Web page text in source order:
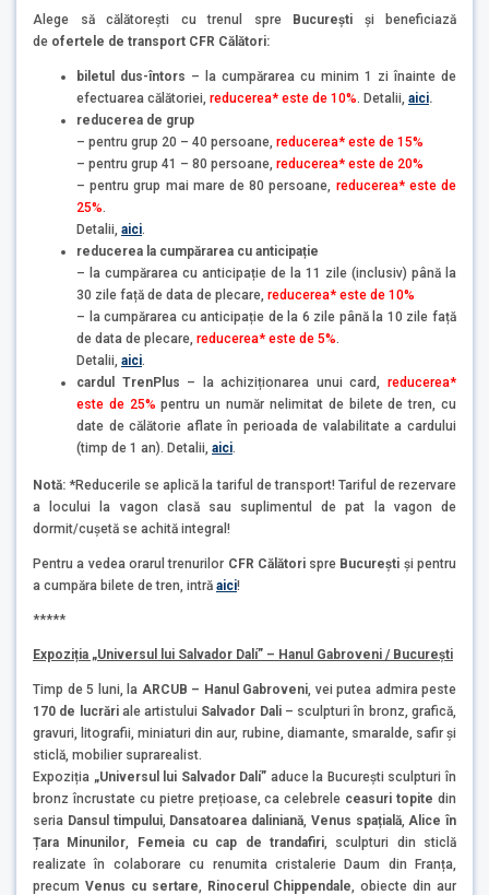
Alege să călătorești cu trenul spre București și beneficiază
de ofertele de transport CFR Călători:
biletul dus-întors – la cumpărarea cu minim 1 zi înainte de
efectuarea călătoriei, reducerea* este de 10%. Detalii, aici.
reducerea de grup
– pentru grup 20 – 40 persoane, reducerea* este de 15%
– pentru grup 41 – 80 persoane, reducerea* este de 20%
– pentru grup mai mare de 80 persoane, reducerea* este de
25%.
Detalii, aici.
reducerea la cumpărarea cu anticipație
– la cumpărarea cu anticipație de la 11 zile (inclusiv) până la
30 zile față de data de plecare, reducerea* este de 10%
– la cumpărarea cu anticipație de la 6 zile până la 10 zile față
de data de plecare, reducerea* este de 5%.
Detalii, aici.
cardul TrenPlus – la achiziționarea unui card,reducerea*
este de 25% pentru un număr nelimitat de bilete de tren, cu
date de călătorie aflate în perioada de valabilitate a cardului
(timp de 1 an). Detalii, aici.
Notă:*Reducerile se aplică la tariful de transport! Tariful de rezervare
a locului la vagon clasă sau suplimentul de pat la vagon de
dormit/cușetă se achită integral!
Pentru a vedea orarul trenurilor CFR Călătorispre București şi pentru
a cumpăra bilete de tren, intră aici!
*****
Expoziția „Universul lui Salvador Dalí” – Hanul Gabroveni / București
Timp de 5 luni, la ARCUB – Hanul Gabroveni, vei putea admira peste
170 de lucrăriale artistului Salvador Dali– sculpturi în bronz, grafică,
gravuri, litografii, miniaturi din aur, rubine, diamante, smaralde, safir și
sticlă, mobilier suprarealist.
Expoziția „Universul lui Salvador Dalí” aduce la București sculpturi în
bronz încrustate cu pietre prețioase, ca celebrele ceasuri topite din
seria Dansul timpului, Dansatoarea daliniană, Venus spațială,Alice în
Țara Minunilor, Femeia cu cap de trandafiri, sculpturi din sticlă
realizate în colaborare cu renumita cristalerie Daum din Franța,
precum Venus cu sertare, Rinocerul Chippendale, obiecte din aur